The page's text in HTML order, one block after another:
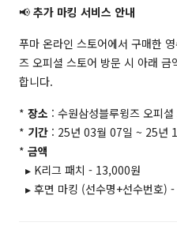
📢 추가 마킹 서비스 안내
푸마 온라인 스토어에서 구매한
즈 오피셜 스토어 방문 시 아래
합니다.
* 장소 : 수원삼성블루윙즈 오피셜
* 기간 : 25년 03월 07일 ~ 25년
* 금액
▸ K리그 패치 - 13,000원
▸ 후면 마킹 (선수명+선수번호)